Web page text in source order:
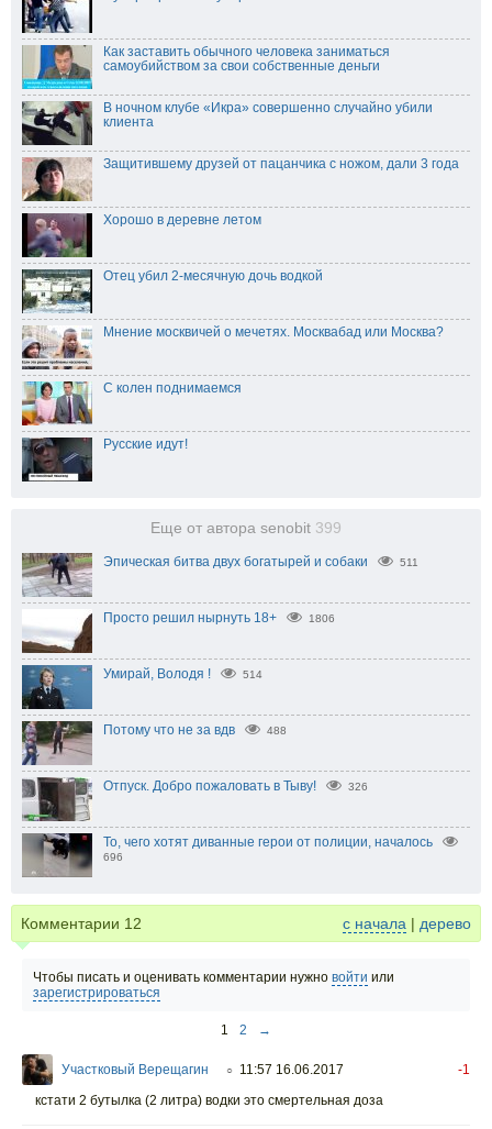
Как заставить обычного человека заниматься
самоубийством за свои собственные деньги
В ночном клубе «Икра» совершенно случайно убили
клиента
Защитившему друзей от пацанчика с ножом, дали 3 года
Хорошо в деревне летом
Отец убил 2-месячную дочь водкой
Мнение москвичей о мечетях. Москвабад или Москва?
С колен поднимаемся
Русские идут!
Еще от автора senobit 399
Эпическая битва двух богатырей и собаки 511
Просто решил нырнуть 18+ 1806
Умирай, Володя ! 514
Потому что не за вдв 488
Отпуск. Добро пожаловать в Тыву! 326
То, чего хотят диванные герои от полиции, началось
696
Комментарии 12 с начала | дерево
Чтобы писать и оценивать комментарии нужно войти или
зарегистрироваться
1 2 →
Участковый Верещагин ○ 11:57 16.06.2017
-1
кстати 2 бутылка (2 литра) водки это смертельная доза